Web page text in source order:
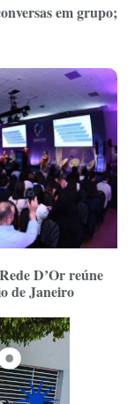
em grupo;
D’Or reúne
de Janeiro